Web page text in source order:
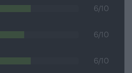
6/10
6/10
6/10